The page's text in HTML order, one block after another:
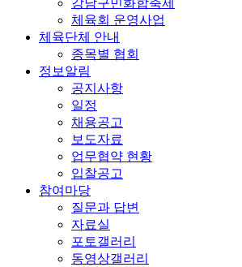
체육회 운영사업
체육단체 안내
종목별 협회
정보알림
공지사항
일정
채용공고
보도자료
업무협약 현황
입찰공고
참여마당
질문과 답변
자료실
포토갤러리
동영상갤러리